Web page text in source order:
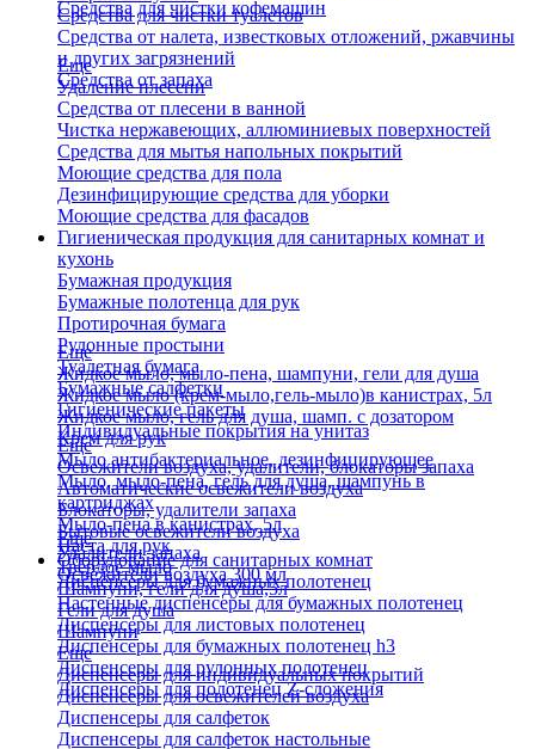
Средства для чистки кофемашин
Средства для чистки туалетов
Средства от налета, известковых отложений, ржавчины
и других загрязнений
Средства от запаха
Еще
Удаление плесени
Средства от плесени в ванной
Чистка нержавеющих, аллюминиевых поверхностей
Средства для мытья напольных покрытий
Моющие средства для пола
Дезинфицирующие средства для уборки
Моющие средства для фасадов
Гигиеническая продукция для санитарных комнат и
кухонь
Бумажная продукция
Бумажные полотенца для рук
Протирочная бумага
Рулонные простыни
Туалетная бумага
Бумажные салфетки
Гигиенические пакеты
Индивидуальные покрытия на унитаз
Еще
Жидкое мыло, мыло-пена, шампуни, гели для душа
Жидкое мыло (крем-мыло,гель-мыло)в канистрах, 5л
Жидкое мыло, гель для душа, шамп. с дозатором
Крем для рук
Мыло антибактериальное, дезинфицирующее
Мыло, мыло-пена, гель для душа, шампунь в
картриджах
Мыло-пена в канистрах, 5л
Паста для рук
Твердое мыло
Шампуни, гели для душа,5л
Гели для душа
Шампуни
Еще
Освежители воздуха, удалители, блокаторы запаха
Автоматические освежители воздуха
Блокаторы, удалители запаха
Бытовые освежители воздуха
Удалители запаха
Освежители воздуха 300 мл
Еще
Оборудование для санитарных комнат
Диспенсеры для бумажных полотенец
Настенные диспенсеры для бумажных полотенец
Диспенсеры для листовых полотенец
Диспенсеры для бумажных полотенец h3
Диспенсеры для рулонных полотенец
Диспенсеры для полотенец Z-сложения
Еще
Диспенсеры для индивидуальных покрытий
Диспенсеры для освежителей воздуха
Диспенсеры для салфеток
Диспенсеры для салфеток настольные